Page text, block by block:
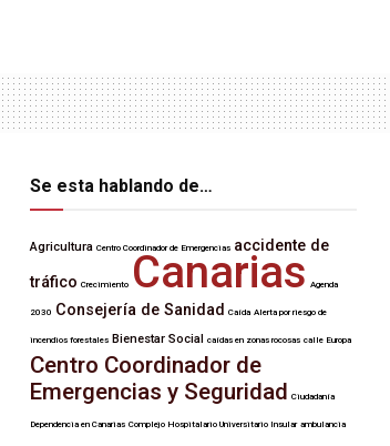
Se esta hablando de…
Agricultura Centro Coordinador de Emergencias accidente de
tráfico Crecimiento Canarias Agenda
2030 Consejería de Sanidad Caída Alerta por riesgo de
incendios forestales Bienestar Social caídas en zonas rocosas calle Europa
Centro Coordinador de
Emergencias y Seguridad
Ciudadanía
Dependencia en Canarias Complejo Hospitalario Universitario Insular ambulancia